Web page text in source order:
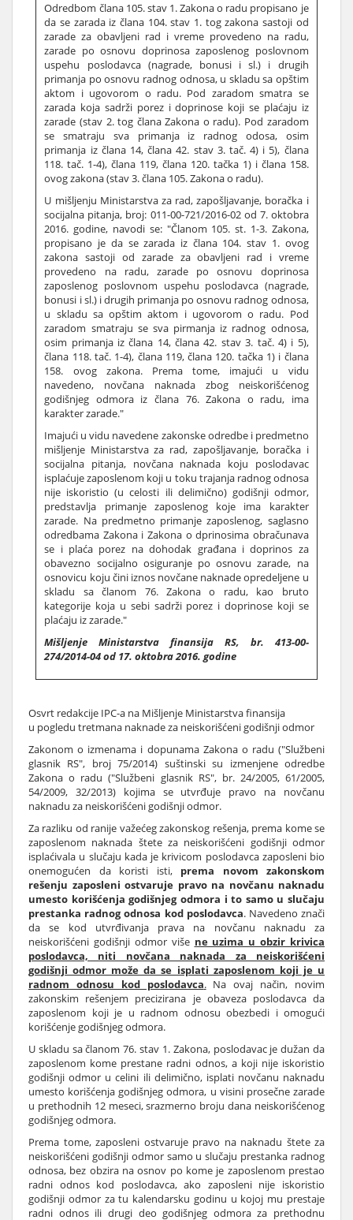
Odredbom člana 105. stav 1. Zakona o radu propisano je
da se zarada iz člana 104. stav 1. tog zakona sastoji od
zarade za obavljeni rad i vreme provedeno na radu,
zarade po osnovu doprinosa zaposlenog poslovnom
uspehu poslodavca (nagrade, bonusi i sl.) i drugih
primanja po osnovu radnog odnosa, u skladu sa opštim
aktom i ugovorom o radu. Pod zaradom smatra se
zarada koja sadrži porez i doprinose koji se plaćaju iz
zarade (stav 2. tog člana Zakona o radu). Pod zaradom
se smatraju sva primanja iz radnog odosa, osim
primanja iz člana 14, člana 42. stav 3. tač. 4) i 5), člana
118. tač. 1-4), člana 119, člana 120. tačka 1) i člana 158.
ovog zakona (stav 3. člana 105. Zakona o radu).
U mišljenju Ministarstva za rad, zapošljavanje, boračka i
socijalna pitanja, broj: 011-00-721/2016-02 od 7. oktobra
2016. godine, navodi se: "Članom 105. st. 1-3. Zakona,
propisano je da se zarada iz člana 104. stav 1. ovog
zakona sastoji od zarade za obavljeni rad i vreme
provedeno na radu, zarade po osnovu doprinosa
zaposlenog poslovnom uspehu poslodavca (nagrade,
bonusi i sl.) i drugih primanja po osnovu radnog odnosa,
u skladu sa opštim aktom i ugovorom o radu. Pod
zaradom smatraju se sva pirmanja iz radnog odnosa,
osim primanja iz člana 14, člana 42. stav 3. tač. 4) i 5),
člana 118. tač. 1-4), člana 119, člana 120. tačka 1) i člana
158. ovog zakona. Prema tome, imajući u vidu
navedeno, novčana naknada zbog neiskorišćenog
godišnjeg odmora iz člana 76. Zakona o radu, ima
karakter zarade."
Imajući u vidu navedene zakonske odredbe i predmetno
mišljenje Ministarstva za rad, zapošljavanje, boračka i
socijalna pitanja, novčana naknada koju poslodavac
isplaćuje zaposlenom koji u toku trajanja radnog odnosa
nije iskoristio (u celosti ili delimično) godišnji odmor,
predstavlja primanje zaposlenog koje ima karakter
zarade. Na predmetno primanje zaposlenog, saglasno
odredbama Zakona i Zakona o dprinosima obračunava
se i plaća porez na dohodak građana i doprinos za
obavezno socijalno osiguranje po osnovu zarade, na
osnovicu koju čini iznos novčane naknade opredeljene u
skladu sa članom 76. Zakona o radu, kao bruto
kategorije koja u sebi sadrži porez i doprinose koji se
plaćaju iz zarade."
Mišljenje Ministarstva finansija RS, br. 413-00-
274/2014-04 od 17. oktobra 2016. godine
Osvrt redakcije IPC-a na Mišljenje Ministarstva finansija
u pogledu tretmana naknade za neiskorišćeni godišnji odmor
Zakonom o izmenama i dopunama Zakona o radu ("Službeni
glasnik RS", broj 75/2014) suštinski su izmenjene odredbe
Zakona o radu ("Službeni glasnik RS", br. 24/2005, 61/2005,
54/2009, 32/2013) kojima se utvrđuje pravo na novčanu
naknadu za neiskorišćeni godišnji odmor.
Za razliku od ranije važećeg zakonskog rešenja, prema kome se
zaposlenom naknada štete za neiskorišćeni godišnji odmor
isplaćivala u slučaju kada je krivicom poslodavca zaposleni bio
onemogućen da koristi isti, prema novom zakonskom
rešenju zaposleni ostvaruje pravo na novčanu naknadu
umesto korišćenja godišnjeg odmora i to samo u slučaju
prestanka radnog odnosa kod poslodavca. Navedeno znači
da se kod utvrđivanja prava na novčanu naknadu za
neiskorišćeni godišnji odmor više ne uzima u obzir krivica
poslodavca, niti novčana naknada za neiskorišćeni
godišnji odmor može da se isplati zaposlenom koji je u
radnom odnosu kod poslodavca.Na ovaj način, novim
zakonskim rešenjem precizirana je obaveza poslodavca da
zaposlenom koji je u radnom odnosu obezbedi i omogući
korišćenje godišnjeg odmora.
U skladu sa članom 76. stav 1. Zakona, poslodavac je dužan da
zaposlenom kome prestane radni odnos, a koji nije iskoristio
godišnji odmor u celini ili delimično, isplati novčanu naknadu
umesto korišćenja godišnjeg odmora, u visini prosečne zarade
u prethodnih 12 meseci, srazmerno broju dana neiskorišćenog
godišnjeg odmora.
Prema tome, zaposleni ostvaruje pravo na naknadu štete za
neiskorišćeni godišnji odmor samo u slučaju prestanka radnog
odnosa, bez obzira na osnov po kome je zaposlenom prestao
radni odnos kod poslodavca, ako zaposleni nije iskoristio
godišnji odmor za tu kalendarsku godinu u kojoj mu prestaje
radni odnos ili drugi deo godišnjeg odmora za prethodnu